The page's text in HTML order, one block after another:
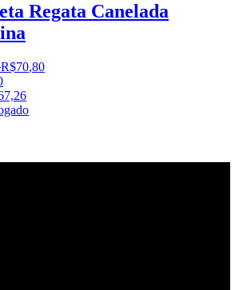
Regata Canelada
R$70,80